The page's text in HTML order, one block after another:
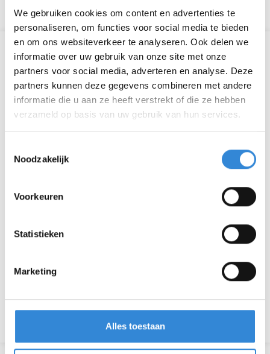
We gebruiken cookies om content en advertenties te
personaliseren, om functies voor social media te bieden
en om ons websiteverkeer te analyseren. Ook delen we
informatie over uw gebruik van onze site met onze
partners voor social media, adverteren en analyse. Deze
partners kunnen deze gegevens combineren met andere
informatie die u aan ze heeft verstrekt of die ze hebben
verzameld op basis van uw gebruik van hun services.
Noodzakelijk
Voorkeuren
Statistieken
Marketing
Alles toestaan
Informatie
Datum
za 22 okt.
Tijd
19:30 - 23:00
Thema
Kosten
Aanmelden is niet meer mogelijk.